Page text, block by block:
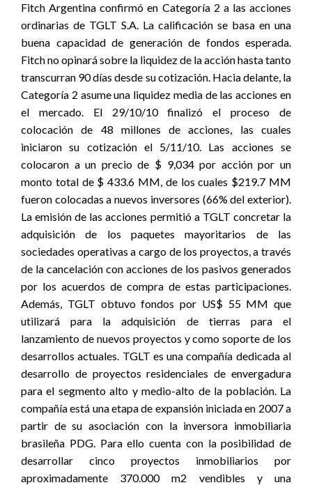
Fitch Argentina confirmó en Categoría 2 a las acciones
ordinarias de TGLT S.A. La calificación se basa en una
buena capacidad de generación de fondos esperada.
Fitch no opinará sobre la liquidez de la acción hasta tanto
transcurran 90 días desde su cotización. Hacia delante, la
Categoría 2 asume una liquidez media de las acciones en
el mercado. El 29/10/10 finalizó el proceso de
colocación de 48 millones de acciones, las cuales
iniciaron su cotización el 5/11/10. Las acciones se
colocaron a un precio de $ 9,034 por acción por un
monto total de $ 433.6 MM, de los cuales $219.7 MM
fueron colocadas a nuevos inversores (66% del exterior).
La emisión de las acciones permitió a TGLT concretar la
adquisición de los paquetes mayoritarios de las
sociedades operativas a cargo de los proyectos, a través
de la cancelación con acciones de los pasivos generados
por los acuerdos de compra de estas participaciones.
Además, TGLT obtuvo fondos por US$ 55 MM que
utilizará para la adquisición de tierras para el
lanzamiento de nuevos proyectos y como soporte de los
desarrollos actuales. TGLT es una compañía dedicada al
desarrollo de proyectos residenciales de envergadura
para el segmento alto y medio-alto de la población. La
compañía está una etapa de expansión iniciada en 2007 a
partir de su asociación con la inversora inmobiliaria
brasileña PDG. Para ello cuenta con la posibilidad de
desarrollar cinco proyectos inmobiliarios por
aproximadamente 370.000 m2 vendibles y una